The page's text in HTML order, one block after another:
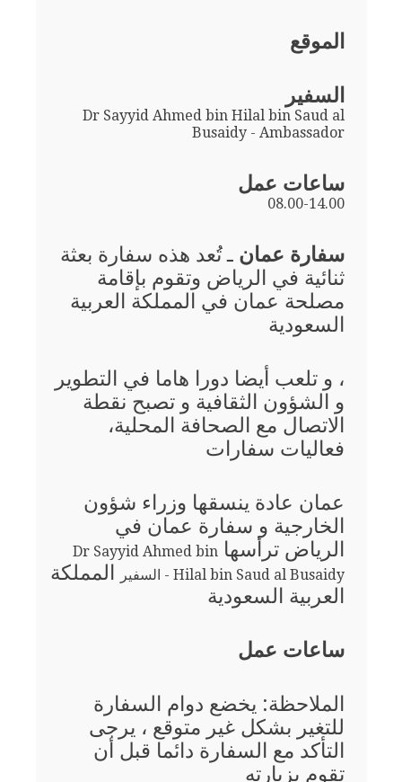
الموقع
السفير
Dr Sayyid Ahmed bin Hilal bin Saud al
Busaidy - Ambassador
ساعات عمل
08.00-14.00
سفارة عمان ـ تُعد هذه سفارة بعثة
ثنائية في الرياض وتقوم بإقامة
مصلحة عمان في المملكة العربية
السعودية
، و تلعب أيضا دورا هاما في التطوير
و الشؤون الثقافية و تصبح نقطة
الاتصال مع الصحافة المحلية،
فعاليات سفارات
عمان عادة ينسقها وزراء شؤون
الخارجية و سفارة عمان في
الرياض ترأسها Dr Sayyid Ahmed bin
Hilal bin Saud al Busaidy - السفير
المملكة
العربية السعودية
ساعات عمل
الملاحظة: يخضع دوام السفارة
للتغير بشكل غير متوقع ، يرجى
التأكد مع السفارة دائما قبل أن
تقوم بزيارته